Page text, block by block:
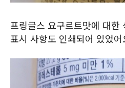
프링글스 요구르트맛에 대한
표시 사항도 인쇄되어 있었어